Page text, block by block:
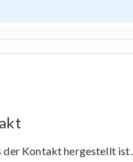
der Kontakt hergestellt ist.